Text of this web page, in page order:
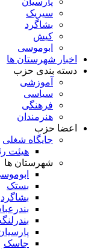
سیریک
بشاگرد
کیش
ابوموسی
اخبار شهرستان ها
دسته بندی حزب
آموزشی
سیاسی
فرهنگی
هنرمندان
اعضا حزب
جایگاه شغلی
هیئت
شهرستان ها
بستک
بشاگرد
جاسک